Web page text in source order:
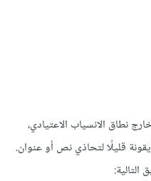
نطاق الانسياب الاعتيادي،
قليلًا لتحاذي نص أو عنوان.